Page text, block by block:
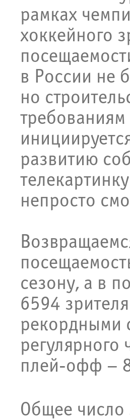
рамках
хоккейного
в России не
но
развитию
непросто
сезону, а в
6594
рекордными
регулярного
плей-офф –
Общее число